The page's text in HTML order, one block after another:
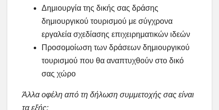
Δημιουργία της δικής σας δράσης
δημιουργικού τουρισμού με σύγχρονα
εργαλεία σχεδίασης επιχειρηματικών ιδεών
Προσομοίωση των δράσεων δημιουργικού
τουρισμού που θα αναπτυχθούν στο δικό
σας χώρο
Άλλα οφέλη από τη δήλωση συμμετοχής σας είναι
τα εξής: